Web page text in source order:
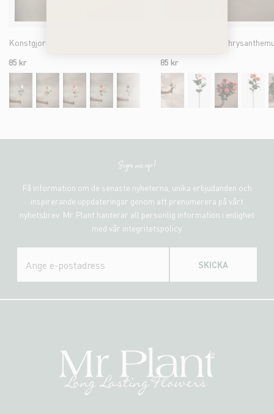
85 kr
85 kr
Sign me up!
Få information om de senaste nyheterna, unika erbjudanden och
inspirerande uppdateringar genom att prenumerera på vårt
nyhetsbrev. Mr Plant hanterar all personlig information i enlighet
med vår integritetspolicy.
SKICKA